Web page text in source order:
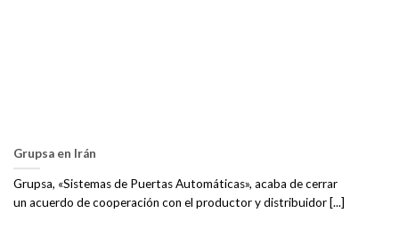
Grupsa en Irán
Grupsa, «Sistemas de Puertas Automáticas», acaba de cerrar
un acuerdo de cooperación con el productor y distribuidor [...]